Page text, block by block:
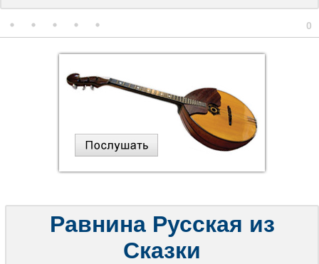
0
Равнина Русская из
Сказки